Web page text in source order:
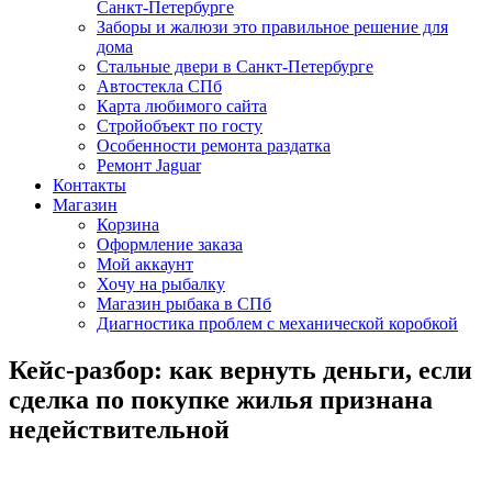
Санкт-Петербурге
Заборы и жалюзи это правильное решение для
дома
Стальные двери в Санкт-Петербурге
Автостекла СПб
Карта любимого сайта
Стройобъект по госту
Особенности ремонта раздатка
Ремонт Jaguar
Контакты
Магазин
Корзина
Оформление заказа
Мой аккаунт
Хочу на рыбалку
Магазин рыбака в СПб
Диагностика проблем с механической коробкой
Кейс-разбор: как вернуть деньги, если
сделка по покупке жилья признана
недействительной